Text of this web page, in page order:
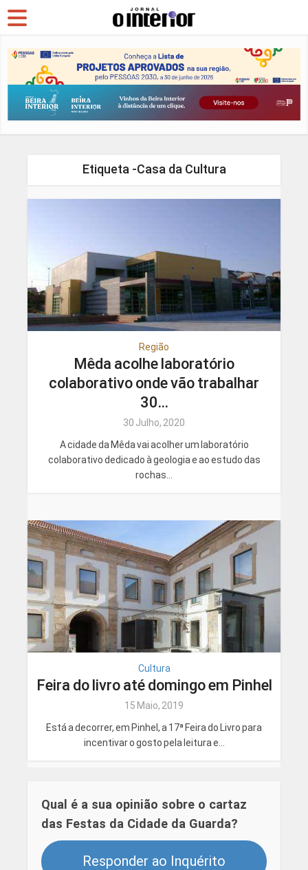
Etiqueta -Casa da Cultura
Região
Mêda acolhe laboratório
colaborativo onde vão trabalhar
30...
30 Julho, 2020
A cidade da Mêda vai acolher um laboratório
colaborativo dedicado à geologia e ao estudo das
rochas...
Cultura
Feira do livro até domingo em Pinhel
15 Maio, 2019
Está a decorrer, em Pinhel, a 17ª Feira do Livro para
incentivar o gosto pela leitura e...
Qual é a sua opinião sobre o cartaz
das Festas da Cidade da Guarda?
Responder ao Inquérito